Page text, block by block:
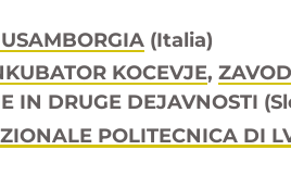
(Italia)
KOCEVJE,
IN DRUGE DEJAVNOSTI
POLITECNICA DI